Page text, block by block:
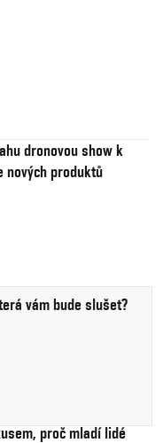
dronovou show k
nových produktů
vám bude slušet?
proč mladí lidé